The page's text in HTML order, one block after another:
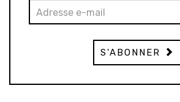
S'ABONNER